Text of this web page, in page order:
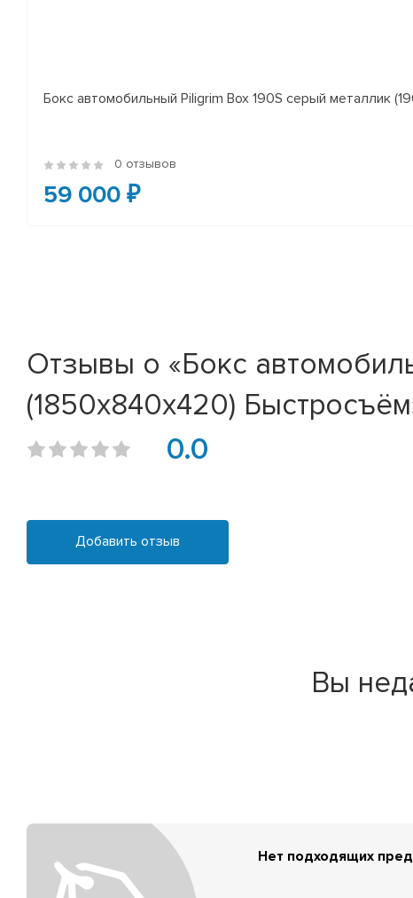
Бокс автомобильный Piligrim Box 190S серый металлик
0 отзывов
59 000 ₽
Отзывы о «Бокс
(1850х840х420)
0.0
Добавить отзыв
Вы
Нет подходящих